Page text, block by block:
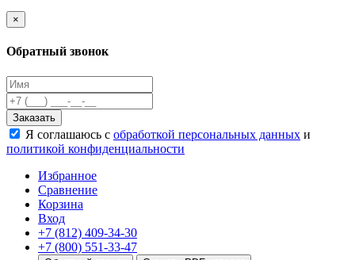
Домики-беседки
Развивающие игровые элементы
ПДД для детей
Безопасные покрытия
Спортивные комплексы от 3 до 7 лет
Входные арки
Информационные стойки
Ограждения
Для детей с ограниченными возможностями
Школам
×
Обратный звонок
Заказать
Я соглашаюсь с обработкой персональных данных и
политикой конфиденциальности
Избранное
Сравнение
Корзина
Вход
+7 (812) 409-34-30
+7 (800) 551-33-47